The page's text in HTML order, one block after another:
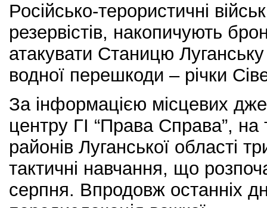
Російсько-терористичні
резервістів, накопичують
атакувати Станицю
водної перешкоди – річки
За інформацією місцевих
центру ГІ “Права Справа”, на
районів Луганської області
тактичні навчання, що
серпня. Впродовж останніх